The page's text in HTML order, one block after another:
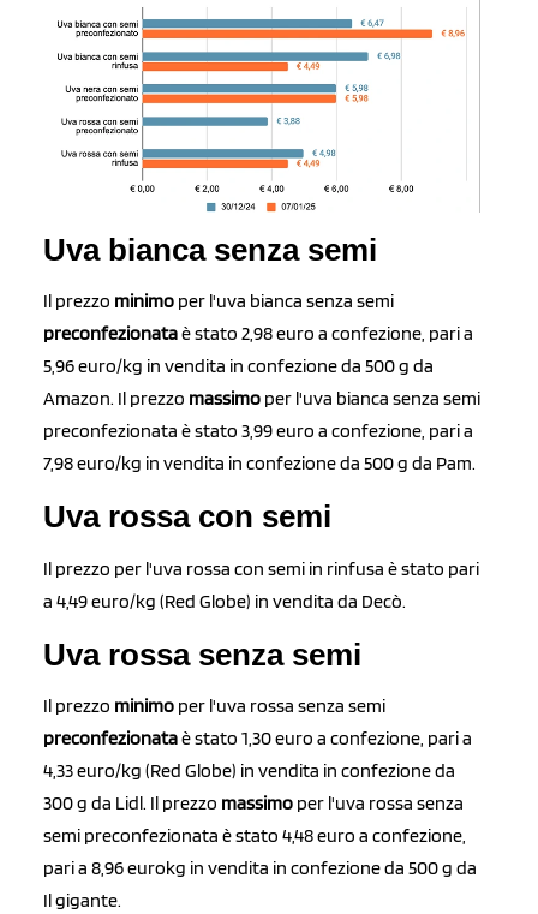
Uva bianca senza semi
Il prezzo minimo per l'uva bianca senza semi
preconfezionataè stato 2,98 euro a confezione, pari a
5,96 euro/kg in vendita in confezione da 500 g da
Amazon. Il prezzo massimo per l'uva bianca senza semi
preconfezionata è stato 3,99 euro a confezione, pari a
7,98 euro/kg in vendita in confezione da 500 g da Pam.
Uva rossa con semi
Il prezzo per l'uva rossa con semi in rinfusa è stato pari
a 4,49 euro/kg (Red Globe) in vendita da Decò.
Uva rossa senza semi
Il prezzo minimo per l'uva rossa senza semi
preconfezionataè stato 1,30 euro a confezione, pari a
4,33 euro/kg (Red Globe) in vendita in confezione da
300 g da Lidl. Il prezzo massimo per l'uva rossa senza
semi preconfezionata è stato 4,48 euro a confezione,
pari a 8,96 eurokg in vendita in confezione da 500 g da
Il gigante.